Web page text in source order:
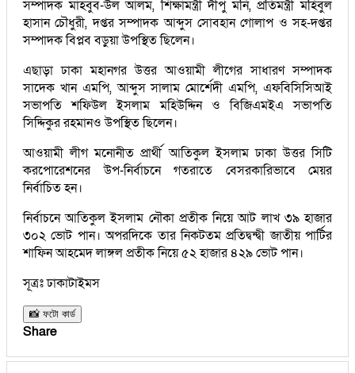
সম্পাদক মাহবুব-উল আলম, শিক্ষামন্ত্রী দীপু মনি, প্রতিমন্ত্রী মহিবুল
হাসান চৌধুরী, দপ্তর সম্পাদক আব্দুস সোবহান গোলাপ ও সহ-দপ্তর
সম্পাদক বিপ্লব বড়ুয়া উপস্থিত ছিলেন।
এছাড়া ঢাকা মহানগর উত্তর আওয়ামী লীগের সাধারণ সম্পাদক
সাদেক খান এমপি, আব্দুস সালাম মোর্শেদী এমপি, এফবিসিসিআই
সভাপতি শফিউল ইসলাম মহিউদ্দিন ও বিজিএমইএ সভাপতি
সিদ্দিকুর রহমানও উপস্থিত ছিলেন।
আওয়ামী লীগ মনোনীত প্রার্থী আতিকুল ইসলাম ঢাকা উত্তর সিটি
করপোরেশনের উপ-নির্বাচনে গতরাতে বেসরকারিভাবে মেয়র
নির্বাচিত হন।
নির্বাচনে আতিকুল ইসলাম নৌকা প্রতীক নিয়ে আট লাখ ৩৯ হাজার
৩০২ ভোট পান। অপরদিকে তার নিকটতম প্রতিদ্বন্দ্বী জাতীয় পার্টির
শাফিন আহমেদ লাঙ্গল প্রতীক নিয়ে ৫২ হাজার ৪২৯ ভোট পান।
সূত্রঃ ঢাকাটাইমস
📸 ফটো কার্ড
Share